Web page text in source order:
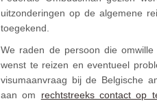
uitzonderingen op de algemene
toegekend.
We raden de persoon die
wenst te reizen en eventueel
visumaanvraag bij de Belgische
aan om rechtstreeks contact op